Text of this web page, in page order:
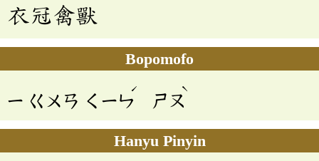
衣冠禽獸
Bopomofo
ㄧ ㄍㄨㄢ ㄑㄧㄣ
ˊ
ㄕㄡ
ˋ
Hanyu Pinyin